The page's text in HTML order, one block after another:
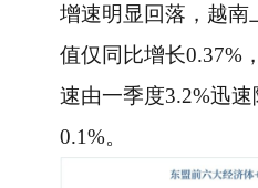
增速明显回落，越南
值仅同比增长0.37%
速由一季度3.2%迅
0.1%。